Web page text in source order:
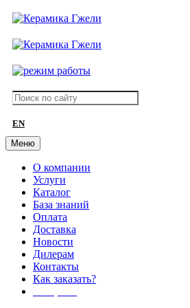
EN
Меню
О компании
Услуги
Каталог
База знаний
Оплата
Доставка
Новости
Дилерам
Контакты
Как заказать?